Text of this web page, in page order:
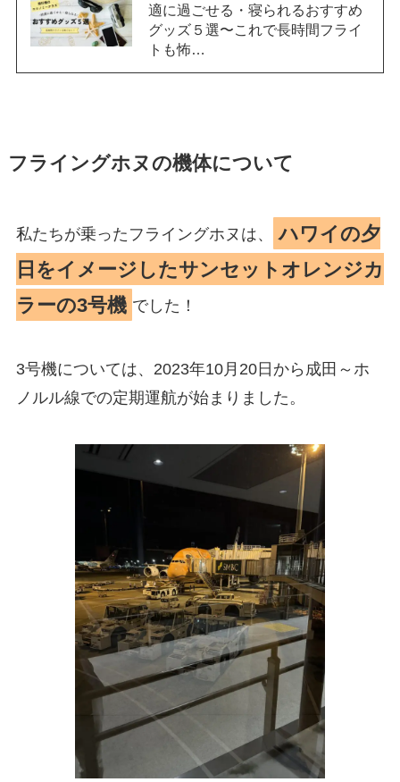
適に過ごせる・寝られるおすすめ
グッズ５選〜これで長時間フライ
トも怖…
フライングホヌの機体について
私たちが乗ったフライングホヌは、
ハワイの夕
日をイメージしたサンセットオレンジカ
ラーの3号機 でした！
3号機については、2023年10月20日から成田～ホ
ノルル線での定期運航が始まりました。